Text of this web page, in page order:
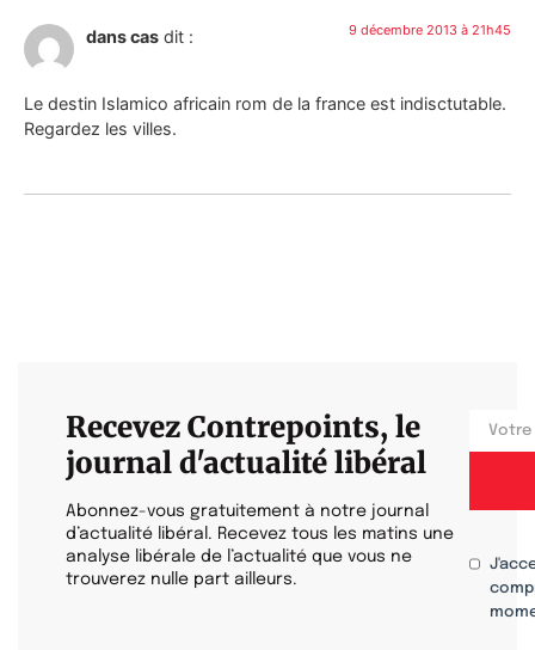
dans cas dit : 9 décembre 2013 à 21h45
Le destin Islamico africain rom de la france est indisctutable.
Regardez les villes.
Recevez Contrepoints, le
journal d'actualité libéral
Abonnez-vous gratuitement à notre journal
d’actualité libéral. Recevez tous les matins une
analyse libérale de l’actualité que vous ne
trouverez nulle part ailleurs.